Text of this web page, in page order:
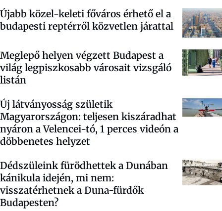
Újabb közel-keleti főváros érhető el a
budapesti reptérről közvetlen járattal
Meglepő helyen végzett Budapest a
világ legpiszkosabb városait vizsgáló
listán
Új látványosság születik
Magyarországon: teljesen kiszáradhat
nyáron a Velencei-tó, 1 perces videón a
döbbenetes helyzet
Dédszüleink fürödhettek a Dunában
kánikula idején, mi nem:
visszatérhetnek a Duna-fürdők
Budapesten?